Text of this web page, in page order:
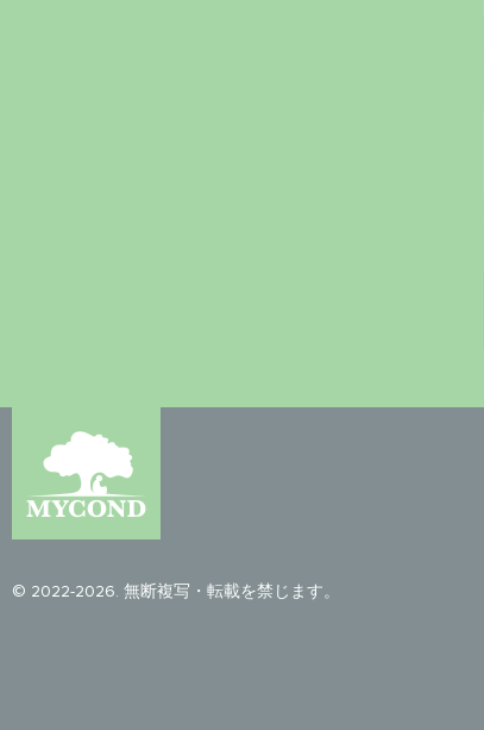
© 2022-2026. 無断複写・転載を禁じます。